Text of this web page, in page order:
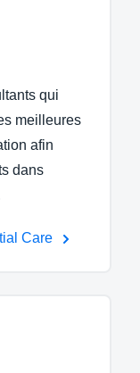
qui
meilleures
afin
dans
Care